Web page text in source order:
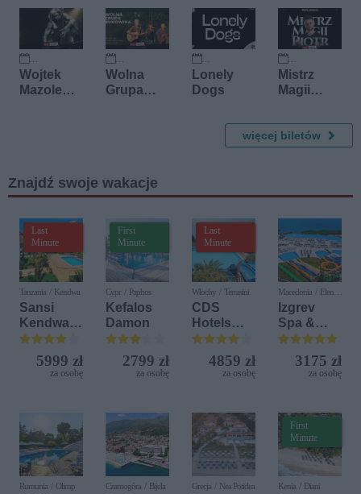
26 września 2026
Wojtek
Mazolews
27 września 2026
Wolna
Grupa
23 października 2026
Lonely
Dogs
12 listopada 2026
Mistrz
Magii
Real
Magic
więcej biletów
Znajdź swoje wakacje
Last
Minute
Tanzania / Kendwa
Sansi
Kendwa
Beach
Resort
5999 zł
za osobę
First
Minute
Cypr / Paphos
Kefalos
Damon
2799 zł
za osobę
Last
Minute
Włochy / Terrasini
CDS
Hotels
Terrasini
(ex. Citta
del Mare)
4859 zł
za osobę
Macedonia / Elen
Kamen
Izgrev
Spa &
Aquapark
3175 zł
za osobę
Rumunia / Olimp Czarnogóra / Bijela Grecja / Nea Potidea
First
Minute
Kenia / Diani